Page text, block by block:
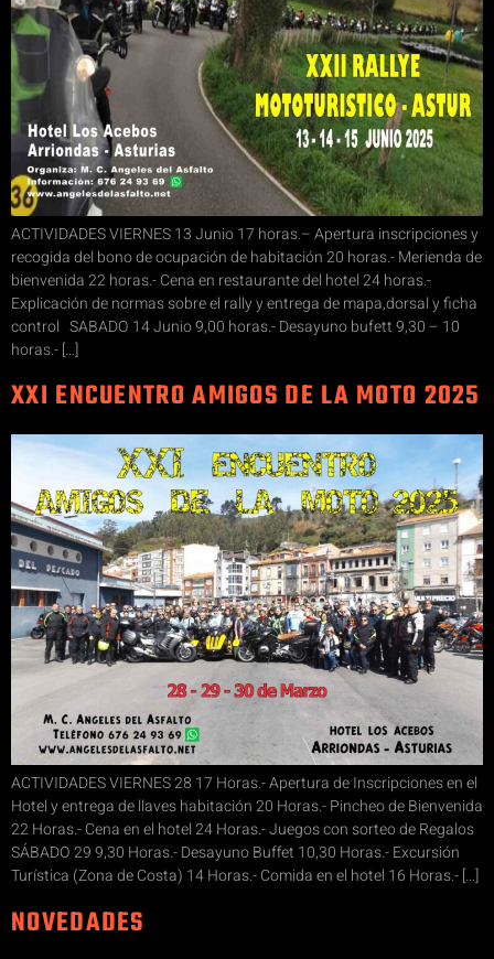
ACTIVIDADES VIERNES 13 Junio 17 horas.– Apertura inscripciones y
recogida del bono de ocupación de habitación 20 horas.- Merienda de
bienvenida 22 horas.- Cena en restaurante del hotel 24 horas.-
Explicación de normas sobre el rally y entrega de mapa,dorsal y ficha
control SABADO 14 Junio 9,00 horas.- Desayuno bufett 9,30 – 10
horas.- […]
XXI ENCUENTRO AMIGOS DE LA MOTO 2025
ACTIVIDADES VIERNES 28 17 Horas.- Apertura de Inscripciones en el
Hotel y entrega de llaves habitación 20 Horas.- Pincheo de Bienvenida
22 Horas.- Cena en el hotel 24 Horas.- Juegos con sorteo de Regalos
SÁBADO 29 9,30 Horas.- Desayuno Buffet 10,30 Horas.- Excursión
Turística (Zona de Costa) 14 Horas.- Comida en el hotel 16 Horas.- […]
NOVEDADES